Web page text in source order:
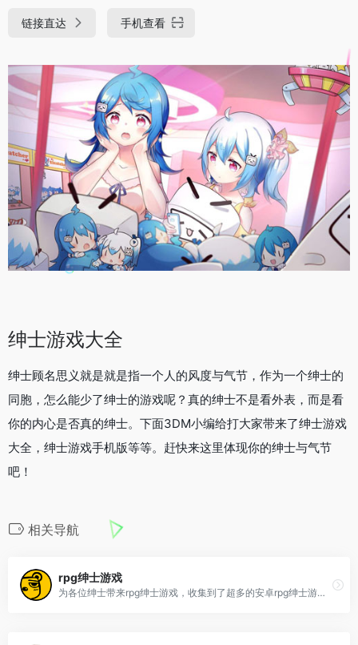
链接直达 手机查看
绅士游戏大全
绅士顾名思义就是就是指一个人的风度与气节，作为一个绅士的
同胞，怎么能少了绅士的游戏呢？真的绅士不是看外表，而是看
你的内心是否真的绅士。下面3DM小编给打大家带来了绅士游戏
大全，绅士游戏手机版等等。赶快来这里体现你的绅士与气节
吧！
相关导航
rpg绅士游戏
为各位绅士带来rpg绅士游戏，收集到了超多的安卓rpg绅士游戏，其中包含：文字冒险、avg、恋爱冒险等等，rpg绅士游戏里面有着超多的小姐姐，你可以和小姐姐一起玩耍。